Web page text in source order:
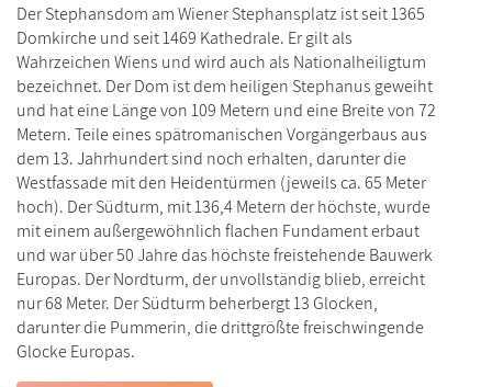
Der Stephansdom am Wiener Stephansplatz ist seit 1365
Domkirche und seit 1469 Kathedrale. Er gilt als
Wahrzeichen Wiens und wird auch als Nationalheiligtum
bezeichnet. Der Dom ist dem heiligen Stephanus geweiht
und hat eine Länge von 109 Metern und eine Breite von 72
Metern. Teile eines spätromanischen Vorgängerbaus aus
dem 13. Jahrhundert sind noch erhalten, darunter die
Westfassade mit den Heidentürmen (jeweils ca. 65 Meter
hoch). Der Südturm, mit 136,4 Metern der höchste, wurde
mit einem außergewöhnlich flachen Fundament erbaut
und war über 50 Jahre das höchste freistehende Bauwerk
Europas. Der Nordturm, der unvollständig blieb, erreicht
nur 68 Meter. Der Südturm beherbergt 13 Glocken,
darunter die Pummerin, die drittgrößte freischwingende
Glocke Europas.